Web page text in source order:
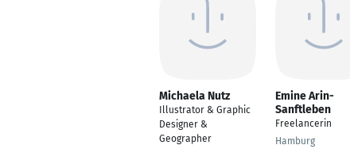
Michaela Nutz
Illustrator & Graphic
Designer &
Geographer
Emine Arin-
Sanftleben
Freelancerin
Hamburg